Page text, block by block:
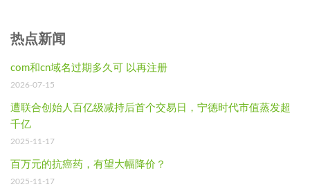
热点新闻
com和cn域名过期多久可 以再注册
2026-07-15
遭联合创始人百亿级减持后首个交易日，宁德时代市值蒸发超
千亿
2025-11-17
百万元的抗癌药，有望大幅降价？
2025-11-17